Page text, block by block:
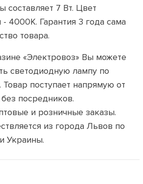
7 Вт. Цвет
4000K. Гарантия 3 года сама
товара.
«Электровоз» Вы можете
светодиодную лампу по
Товар поступает напрямую от
посредников.
и розничные заказы.
из города Львов по
Украины.